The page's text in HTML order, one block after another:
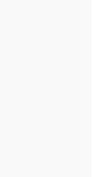
dataa i dette